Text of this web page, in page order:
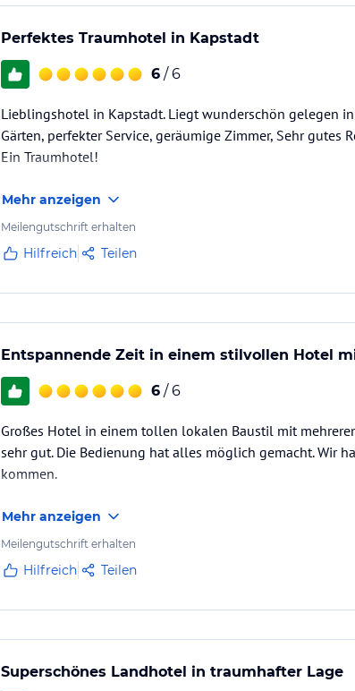
Perfektes Traumhotel in Kapstadt
6 / 6
Lieblingshotel in Kapstadt. Liegt wunderschön gelegen
Gärten, perfekter Service, geräumige Zimmer, Sehr
Ein Traumhotel!
Mehr anzeigen
Meilengutschrift erhalten
Hilfreich Teilen
Entspannende Zeit in einem stilvollen Hotel
6 / 6
Großes Hotel in einem tollen lokalen Baustil mit
sehr gut. Die Bedienung hat alles möglich gemacht. Wir
kommen.
Mehr anzeigen
Meilengutschrift erhalten
Hilfreich Teilen
Superschönes Landhotel in traumhafter Lage